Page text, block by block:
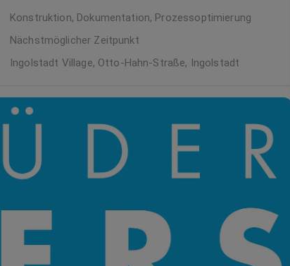
Konstruktion, Dokumentation, Prozessoptimierung
Nächstmöglicher Zeitpunkt
Ingolstadt Village, Otto-Hahn-Straße, Ingolstadt